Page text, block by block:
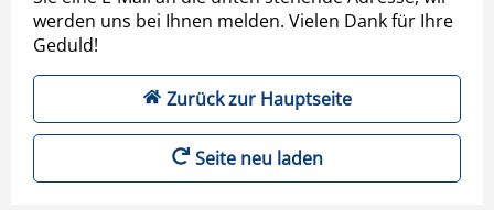
werden uns bei Ihnen melden. Vielen Dank für Ihre
Geduld!
Zurück zur Hauptseite
Seite neu laden